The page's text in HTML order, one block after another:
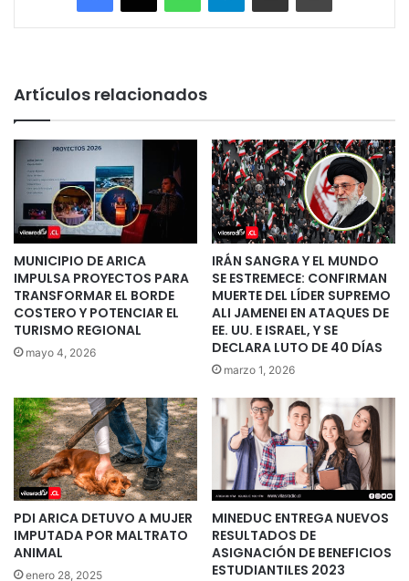
Artículos relacionados
MUNICIPIO DE ARICA
IMPULSA PROYECTOS PARA
TRANSFORMAR EL BORDE
COSTERO Y POTENCIAR EL
TURISMO REGIONAL
mayo 4, 2026
IRÁN SANGRA Y EL MUNDO
SE ESTREMECE: CONFIRMAN
MUERTE DEL LÍDER SUPREMO
ALI JAMENEI EN ATAQUES DE
EE. UU. E ISRAEL, Y SE
DECLARA LUTO DE 40 DÍAS
marzo 1, 2026
PDI ARICA DETUVO A MUJER
IMPUTADA POR MALTRATO
ANIMAL
enero 28, 2025
MINEDUC ENTREGA NUEVOS
RESULTADOS DE
ASIGNACIÓN DE BENEFICIOS
ESTUDIANTILES 2023